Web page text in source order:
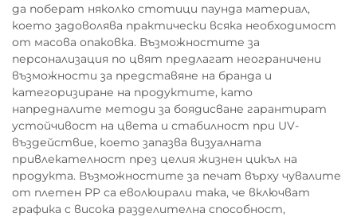
да поберат няколко стотици паунда материал,
което задоволява практически всяка необходимост
от масова опаковка. Възможностите за
персонализация по цвят предлагат неограничени
възможности за представяне на бранда и
категоризиране на продуктите, като
напредналите методи за боядисване гарантират
устойчивост на цвета и стабилност при UV-
въздействие, което запазва визуалната
привлекателност през целия жизнен цикъл на
продукта. Възможностите за печат върху чувалите
от плетен PP са еволюирали така, че включват
графика с висока разделителна способност,